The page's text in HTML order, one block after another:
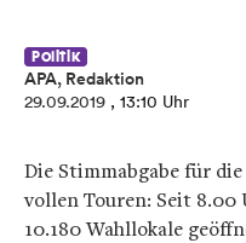
Politik
APA, Redaktion
29.09.2019 , 13:10 Uhr
Die Stimmabgabe für
vollen Touren: Seit 8.00
10.180 Wahllokale